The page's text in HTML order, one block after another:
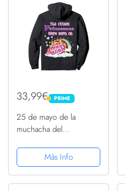
33,99€ PRIME
PRIME
25 de mayo de la
muchacha del
princesa del Sudadera
con Capucha
Más Info